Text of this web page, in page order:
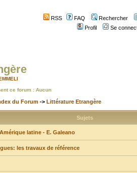
RSS FAQ
Rechercher
Profil
Se
ce forum : Aucun
du Forum -> Littérature Etrangère
Sujets
latine - E. Galeano
les travaux de référence